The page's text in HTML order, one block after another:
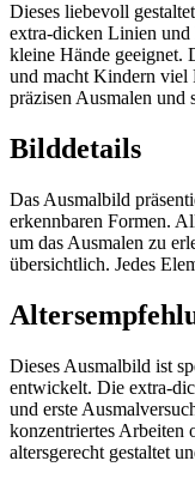
Dieses liebevoll
extra-dicken Linien und
kleine Hände geeignet.
und macht Kindern viel
präzisen Ausmalen und
Bilddetails
Das Ausmalbild
erkennbaren Formen.
um das Ausmalen zu
übersichtlich. Jedes
Dieses Ausmalbild ist
entwickelt. Die extra-
und erste
konzentriertes Arbeiten
altersgerecht gestaltet